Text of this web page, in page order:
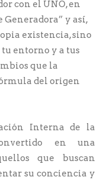
con el UNO, en
Generadora” y así,
existencia, sino
entorno y a tus
que la
del origen
Interna de la
en una
que buscan
su conciencia y